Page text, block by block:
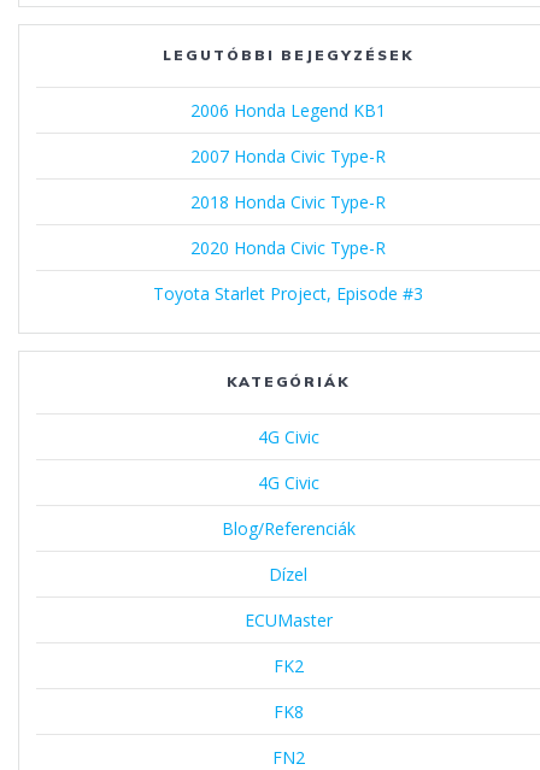
LEGUTÓBBI BEJEGYZÉSEK
2006 Honda Legend KB1
2007 Honda Civic Type-R
2018 Honda Civic Type-R
2020 Honda Civic Type-R
Toyota Starlet Project, Episode #3
KATEGÓRIÁK
4G Civic
4G Civic
Blog/Referenciák
Dízel
ECUMaster
FK2
FK8
FN2